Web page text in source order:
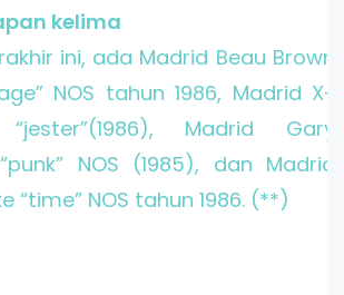
kelima
ini, ada Madrid Beau Brown
NOS tahun 1986, Madrid X-
Madrid Gary
NOS (1985), dan Madrid
“time” NOS tahun 1986. (**)